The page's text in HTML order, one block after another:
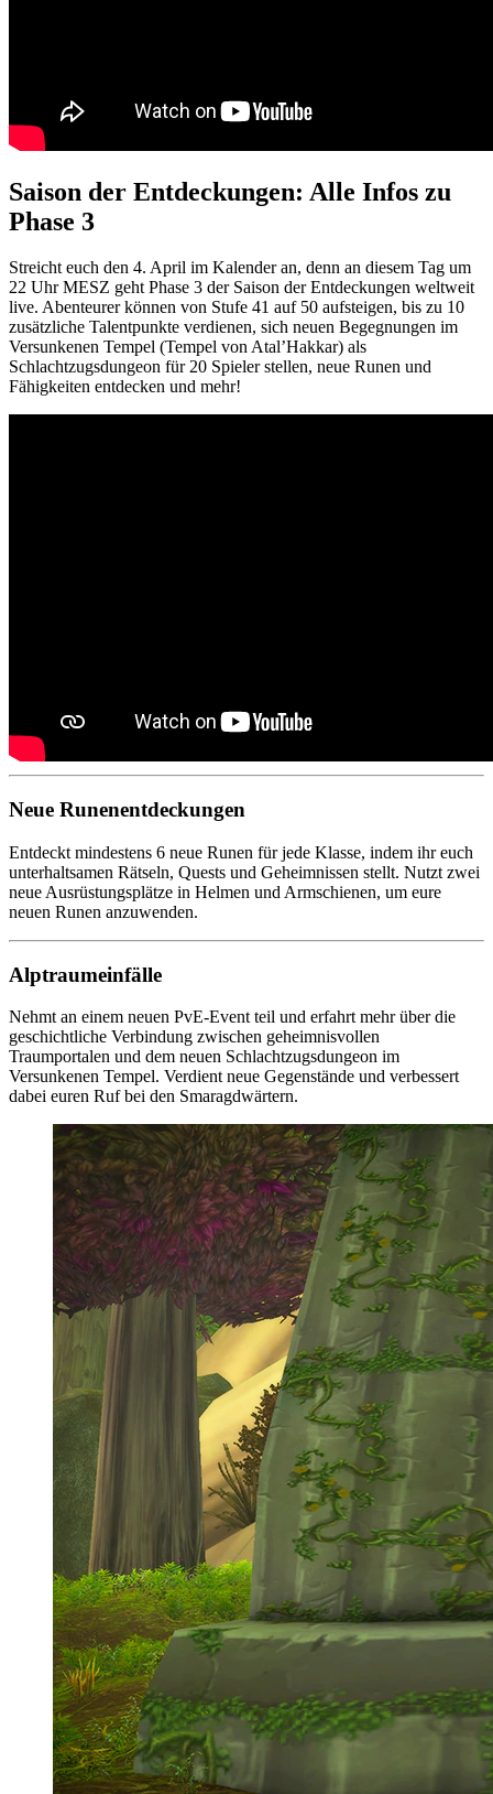
Saison der Entdeckungen: Alle Infos zu
Phase 3
Streicht euch den 4. April im Kalender an, denn an diesem Tag um
22 Uhr MESZ geht Phase 3 der Saison der Entdeckungen weltweit
live. Abenteurer können von Stufe 41 auf 50 aufsteigen, bis zu 10
zusätzliche Talentpunkte verdienen, sich neuen Begegnungen im
Versunkenen Tempel (Tempel von Atal’Hakkar) als
Schlachtzugsdungeon für 20 Spieler stellen, neue Runen und
Fähigkeiten entdecken und mehr!
Neue Runenentdeckungen
Entdeckt mindestens 6 neue Runen für jede Klasse, indem ihr euch
unterhaltsamen Rätseln, Quests und Geheimnissen stellt. Nutzt zwei
neue Ausrüstungsplätze in Helmen und Armschienen, um eure
neuen Runen anzuwenden.
Alptraumeinfälle
Nehmt an einem neuen PvE-Event teil und erfahrt mehr über die
geschichtliche Verbindung zwischen geheimnisvollen
Traumportalen und dem neuen Schlachtzugsdungeon im
Versunkenen Tempel. Verdient neue Gegenstände und verbessert
dabei euren Ruf bei den Smaragdwärtern.